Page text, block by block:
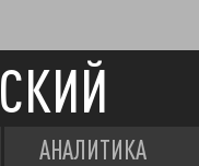
АНАЛИТИКА